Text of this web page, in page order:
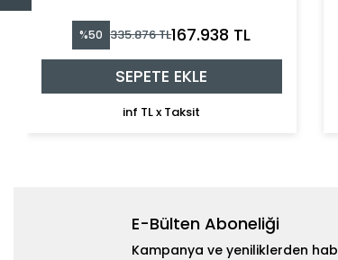
%50 335.876 TL167.938 TL
SEPETE EKLE
inf TL x Taksit
E-Bülten Aboneliği
Kampanya ve yeniliklerden